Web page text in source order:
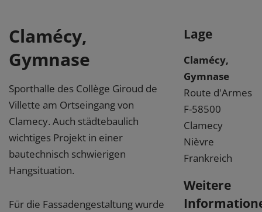
Clamécy,
Gymnase
Sporthalle des Collège Giroud de
Villette am Ortseingang von
Clamecy. Auch städtebaulich
wichtiges Projekt in einer
bautechnisch schwierigen
Hangsituation.
Für die Fassadengestaltung wurde
Lage
Clamécy,
Gymnase
Route d'Armes
F-58500
Clamecy
Nièvre
Frankreich
Weitere